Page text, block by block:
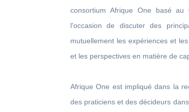
consortium Afrique One basé au
l'occasion de discuter des
mutuellement les expériences et
et les perspectives en matière de
Afrique One est impliqué dans la
des praticiens et des décideurs